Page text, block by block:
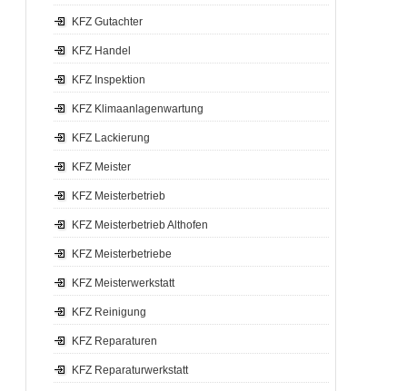
KFZ Gutachter
KFZ Handel
KFZ Inspektion
KFZ Klimaanlagenwartung
KFZ Lackierung
KFZ Meister
KFZ Meisterbetrieb
KFZ Meisterbetrieb Althofen
KFZ Meisterbetriebe
KFZ Meisterwerkstatt
KFZ Reinigung
KFZ Reparaturen
KFZ Reparaturwerkstatt